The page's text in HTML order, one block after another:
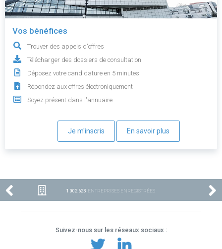
Vos bénéfices
Trouver des appels d'offres
Télécharger des dossiers de consultation
Déposez votre candidature en 5 minutes
Répondez aux offres électroniquement
Soyez présent dans l'annuaire
Je m'inscris En savoir plus
1 002 623 ENTREPRISES ENREGISTRÉES
Suivez-nous sur les réseaux sociaux :